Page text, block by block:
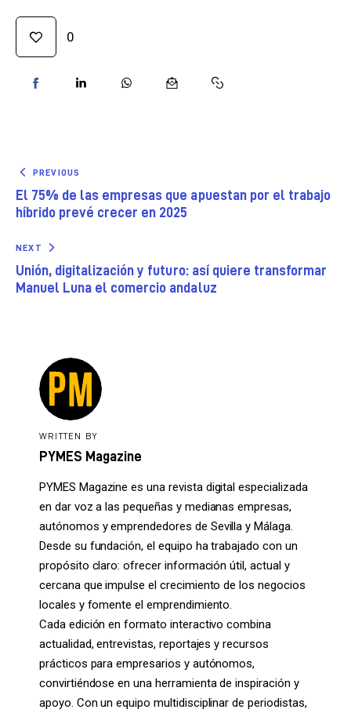
0
PREVIOUS
El 75% de las empresas que apuestan por el trabajo
híbrido prevé crecer en 2025
NEXT
Unión, digitalización y futuro: así quiere transformar
Manuel Luna el comercio andaluz
WRITTEN BY
PYMES Magazine
PYMES Magazine es una revista digital especializada
en dar voz a las pequeñas y medianas empresas,
autónomos y emprendedores de Sevilla y Málaga.
Desde su fundación, el equipo ha trabajado con un
propósito claro: ofrecer información útil, actual y
cercana que impulse el crecimiento de los negocios
locales y fomente el emprendimiento.
Cada edición en formato interactivo combina
actualidad, entrevistas, reportajes y recursos
prácticos para empresarios y autónomos,
convirtiéndose en una herramienta de inspiración y
apoyo. Con un equipo multidisciplinar de periodistas,